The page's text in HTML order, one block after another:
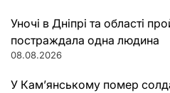
Уночі в Дніпрі та області
постраждала одна людина
08.08.2026
У Кам’янському помер